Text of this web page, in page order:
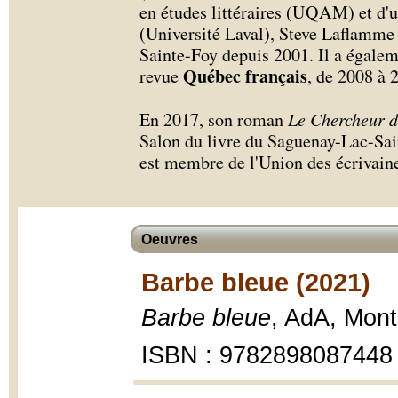
en études littéraires (UQAM) et
(Université Laval), Steve
Sainte-Foy depuis 2001. Il a
revueQuébec français, de 2008 à
En 2017, son roman Le Chercheur
Salon du livre du Saguenay-Lac-
est membre de l'Union des
Oeuvres
Barbe bleue (2021)
Barbe bleue, AdA,
ISBN : 9782898087448